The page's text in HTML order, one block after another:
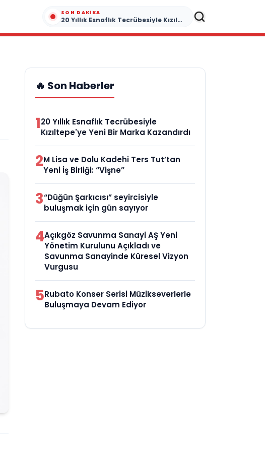
SON DAKIKA
20 Yıllık Esnaflık Tecrübesiyle Kızıltepe'ye Yeni Bir Marka Kazandırdı
🔥 Son Haberler
120 Yıllık Esnaflık Tecrübesiyle
Kızıltepe'ye Yeni Bir Marka Kazandırdı
2M Lisa ve Dolu Kadehi Ters Tut’tan
Yeni İş Birliği: “Vişne”
3“Düğün Şarkıcısı” seyircisiyle
buluşmak için gün sayıyor
4Açıkgöz Savunma Sanayi AŞ Yeni
Yönetim Kurulunu Açıkladı ve
Savunma Sanayinde Küresel Vizyon
Vurgusu
5Rubato Konser Serisi Müzikseverlerle
Buluşmaya Devam Ediyor